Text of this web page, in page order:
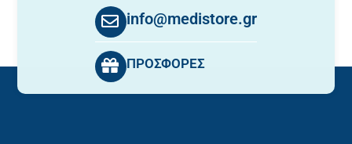
info@medistore.gr
ΠΡΟΣΦΟΡΕΣ